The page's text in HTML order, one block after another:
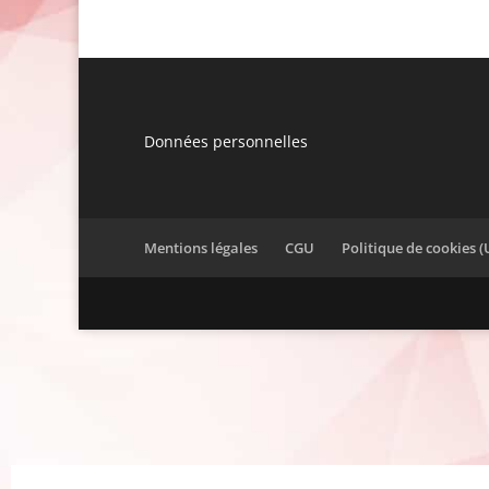
Données personnelles
Mentions légales CGU Politique de cookies